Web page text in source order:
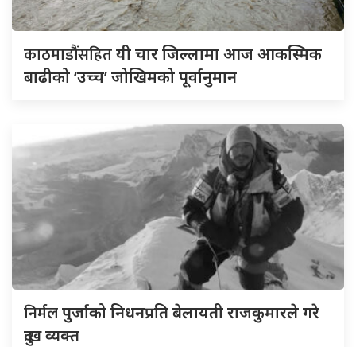
काठमाडौंसहितयी चार जिल्लामा आज आकस्मिक
बाढीको ‘उच्च’ जोखिमको पूर्वानुमान
निर्मलपुर्जाको निधनप्रति बेलायती राजकुमारले गरे
दुःख व्यक्त